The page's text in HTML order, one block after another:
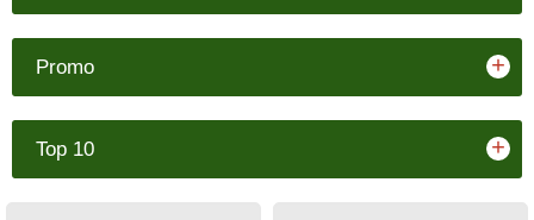
Promo +
Top 10 +